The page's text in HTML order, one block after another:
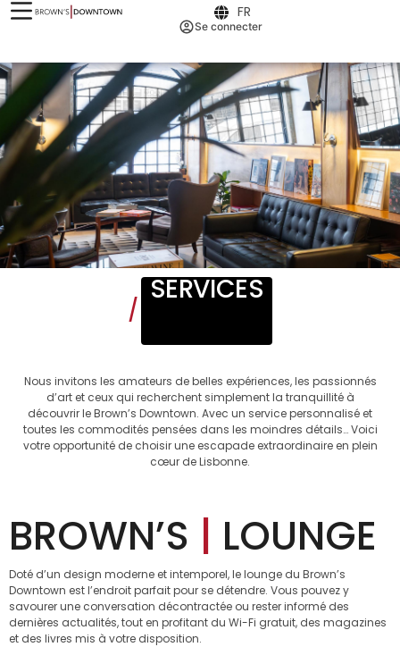
Se connecter
FR
/
SERVICES
Nous invitons les amateurs de belles expériences, les passionnés
d’art et ceux qui recherchent simplement la tranquillité à
découvrir le Brown’s Downtown. Avec un service personnalisé et
toutes les commodités pensées dans les moindres détails… Voici
votre opportunité de choisir une escapade extraordinaire en plein
cœur de Lisbonne.
BROWN’S | LOUNGE
Doté d’un design moderne et intemporel, le lounge du Brown’s
Downtown est l’endroit parfait pour se détendre. Vous pouvez y
savourer une conversation décontractée ou rester informé des
dernières actualités, tout en profitant du Wi-Fi gratuit, des magazines
et des livres mis à votre disposition.